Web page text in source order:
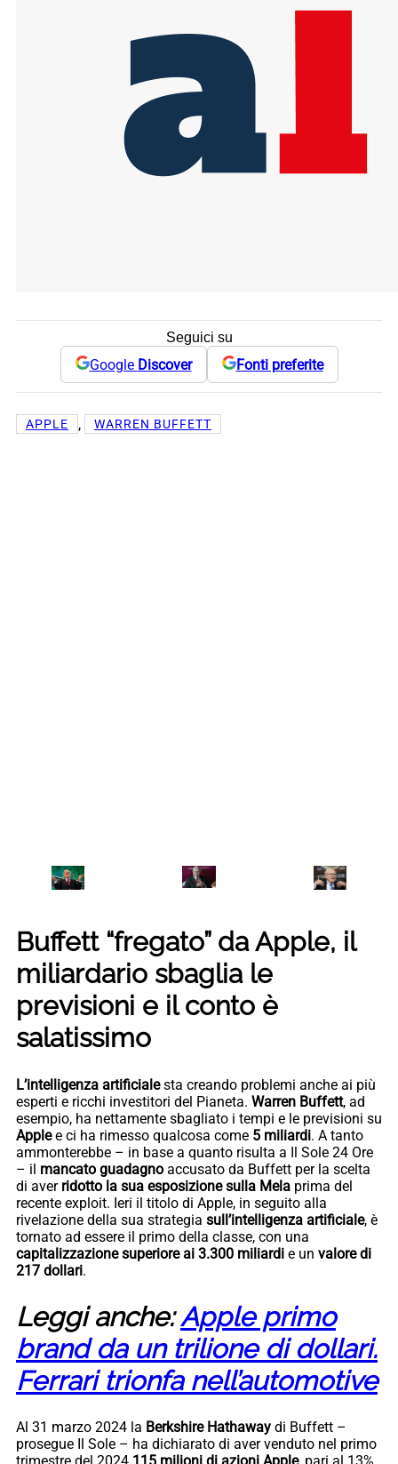
Seguici su
Google Discover Fonti preferite
APPLE , WARREN BUFFETT
Buffett “fregato” da Apple, il
miliardario sbaglia le
previsioni e il conto è
salatissimo
L’intelligenza artificialesta creando problemi anche ai più
esperti e ricchi investitori del Pianeta. Warren Buffett, ad
esempio, ha nettamente sbagliato i tempi e le previsioni su
Applee ci ha rimesso qualcosa come 5 miliardi. A tanto
ammonterebbe – in base a quanto risulta a Il Sole 24 Ore
– il mancato guadagno accusato da Buffett per la scelta
di aver ridotto la sua esposizione sulla Mela prima del
recente exploit. Ieri il titolo di Apple, in seguito alla
rivelazione della sua strategia sull’intelligenza artificiale, è
tornato ad essere il primo della classe, con una
capitalizzazione superiore ai 3.300 miliardi e un valore di
217 dollari.
Leggi anche:Apple primo
brand da un trilione di dollari.
Ferrari trionfa nell’automotive
Al 31 marzo 2024 la Berkshire Hathaway di Buffett –
prosegue Il Sole – ha dichiarato di aver venduto nel primo